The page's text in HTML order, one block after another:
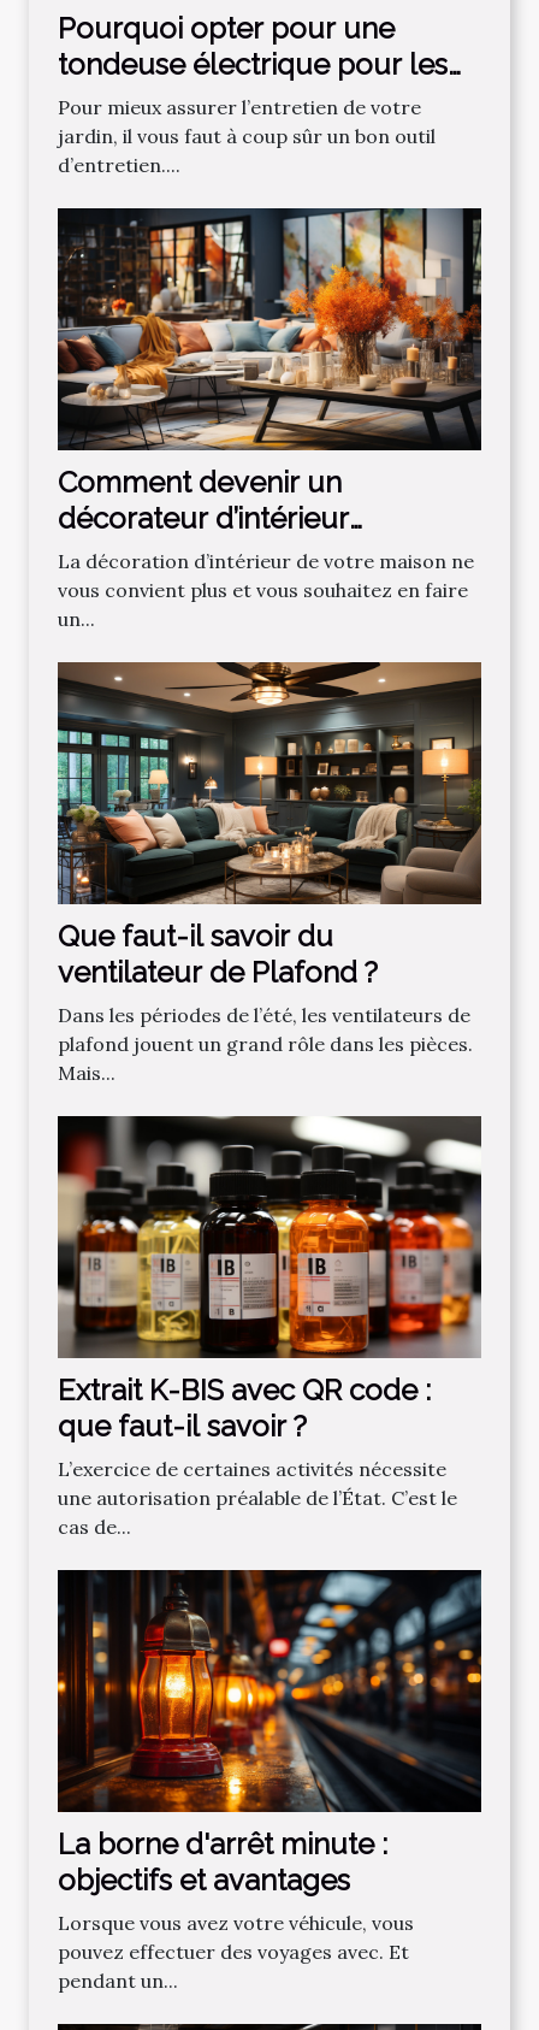
Pourquoi opter pour une
tondeuse électrique pour les
gazons ?
Pour mieux assurer l’entretien de votre
jardin, il vous faut à coup sûr un bon outil
d’entretien....
Comment devenir un
décorateur d’intérieur
professionnel ?
La décoration d’intérieur de votre maison ne
vous convient plus et vous souhaitez en faire
un...
Que faut-il savoir du
ventilateur de Plafond ?
Dans les périodes de l’été, les ventilateurs de
plafond jouent un grand rôle dans les pièces.
Mais...
Extrait K-BIS avec QR code :
que faut-il savoir ?
L’exercice de certaines activités nécessite
une autorisation préalable de l’État. C’est le
cas de...
La borne d'arrêt minute :
objectifs et avantages
Lorsque vous avez votre véhicule, vous
pouvez effectuer des voyages avec. Et
pendant un...